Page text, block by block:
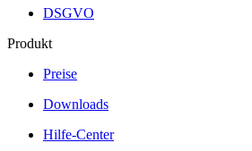
DSGVO
Produkt
Preise
Downloads
Hilfe-Center